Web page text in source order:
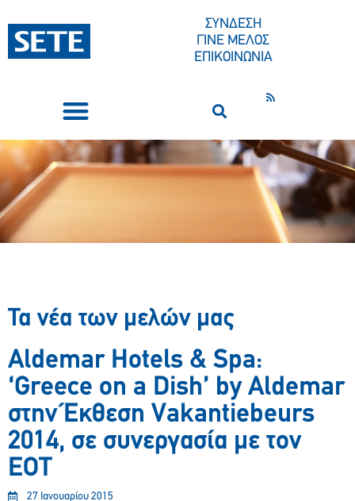
ΣΥΝΔΕΣΗ
ΓΙΝΕ ΜΕΛΟΣ
ΕΠΙΚΟΙΝΩΝΙΑ
Τα νέα των μελών μας
Aldemar Hotels & Spa:
‘Greece on a Dish’ by Aldemar
στην Έκθεση Vakantiebeurs
2014, σε συνεργασία με τον
ΕΟΤ
27 Ιανουαρίου 2015